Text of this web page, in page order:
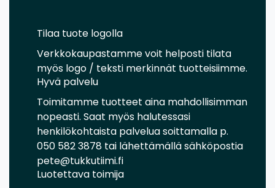
Tilaa tuote logolla
Verkkokaupastamme voit helposti tilata
myös logo / teksti merkinnät tuotteisiimme.
Hyvä palvelu
Toimitamme tuotteet aina mahdollisimman
nopeasti. Saat myös halutessasi
henkilökohtaista palvelua soittamalla p.
050 582 3878 tai lähettämällä sähköpostia
pete@tukkutiimi.fi
Luotettava toimija